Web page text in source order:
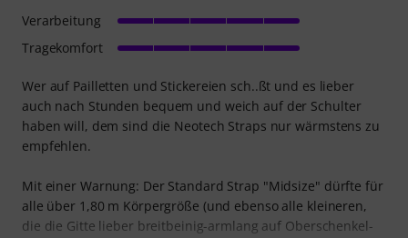
Wer auf Pailletten und Stickereien sch..ßt und es lieber
auch nach Stunden bequem und weich auf der Schulter
haben will, dem sind die Neotech Straps nur wärmstens zu
empfehlen.
Mit einer Warnung: Der Standard Strap "Midsize" dürfte für
alle über 1,80 m Körpergröße (und ebenso alle kleineren,
die die Gitte lieber breitbeinig-armlang auf Oberschenkel-
Verarbeitung
Tragekomfort